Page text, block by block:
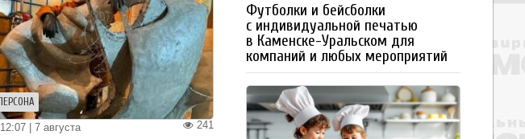
ПЕРСОНА
241
12:07 | 7 августа
Футболки и бейсболки
с индивидуальной печатью
в Каменске-Уральском для
компаний и любых мероприятий